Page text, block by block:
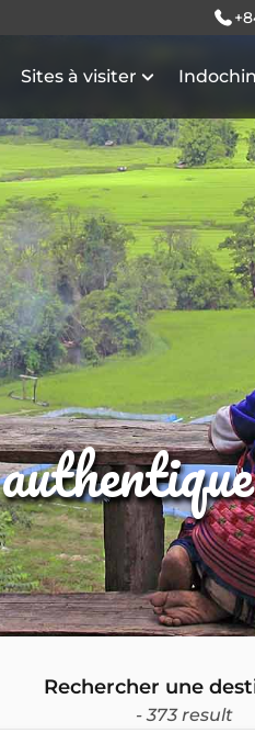
Sites à visiter
Rechercher une
- 373 result